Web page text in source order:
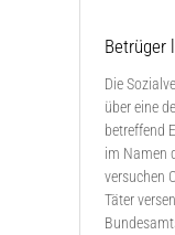
Betrüger
Die
über eine
betreffend
im Namen
versuchen
Täter